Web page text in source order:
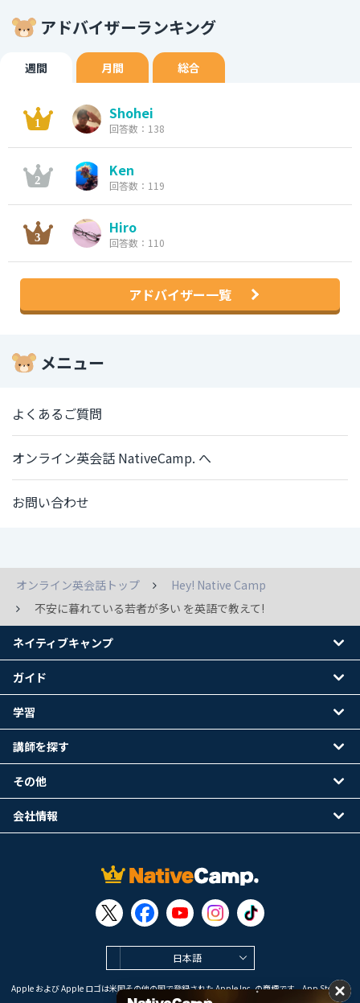
アドバイザーランキング
週間 月間 総合
Shohei
回答数：138
Ken
回答数：119
Hiro
回答数：110
アドバイザー一覧
メニュー
よくあるご質問
オンライン英会話 NativeCamp. へ
お問い合わせ
オンライン英会話トップ
Hey! Native Camp
不安に暮れている若者が多い を英語で教えて!
日本語
Apple および Apple ロゴは米国その他の国で登録された Apple Inc. の商標です。App Store は
Apple Inc. のサービスマークです。
ネイティブキャンプ
ガイド
学習
講師を探す
その他
会社情報